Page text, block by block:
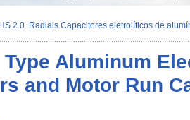
2.0 Radiais Capacitores eletrolíticos de
Type Aluminum
and Motor Run